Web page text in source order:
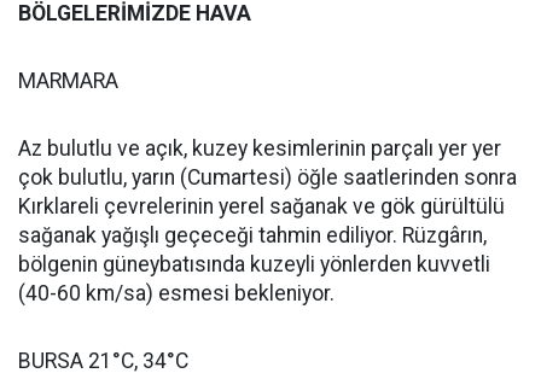
BÖLGELERİMİZDE HAVA
MARMARA
Az bulutlu ve açık, kuzey kesimlerinin parçalı yer yer
çok bulutlu, yarın (Cumartesi) öğle saatlerinden sonra
Kırklareli çevrelerinin yerel sağanak ve gök gürültülü
sağanak yağışlı geçeceği tahmin ediliyor. Rüzgârın,
bölgenin güneybatısında kuzeyli yönlerden kuvvetli
(40-60 km/sa) esmesi bekleniyor.
BURSA 21°C, 34°C